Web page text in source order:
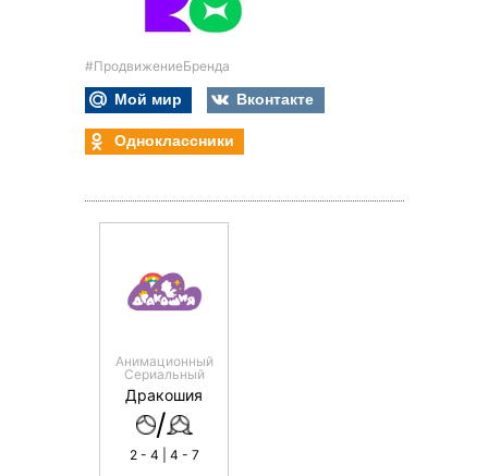
#ПродвижениеБренда
Мой мир
Вконтакте
Одноклассники
Анимационный
Сериальный
Дракошия
/
2 - 4 | 4 - 7